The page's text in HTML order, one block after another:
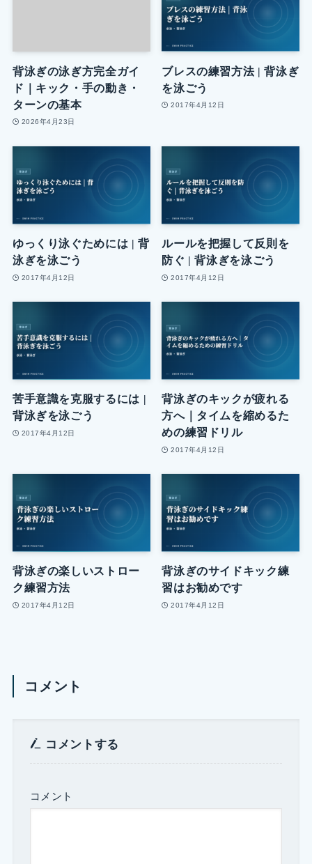
背泳ぎの泳ぎ方完全ガイ
ド｜キック・手の動き・
ターンの基本
2026年4月23日
ブレスの練習方法 | 背泳ぎ
を泳ごう
2017年4月12日
ゆっくり泳ぐためには | 背
泳ぎを泳ごう
2017年4月12日
ルールを把握して反則を
防ぐ | 背泳ぎを泳ごう
2017年4月12日
苦手意識を克服するには |
背泳ぎを泳ごう
2017年4月12日
背泳ぎのキックが疲れる
方へ｜タイムを縮めるた
めの練習ドリル
2017年4月12日
背泳ぎの楽しいストロー
ク練習方法
2017年4月12日
背泳ぎのサイドキック練
習はお勧めです
2017年4月12日
コメント
コメントする
コメント